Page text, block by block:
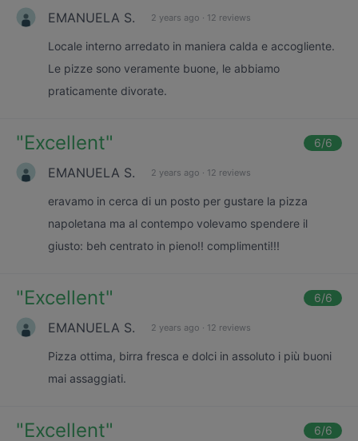
EMANUELA S. 2 years ago · 12 reviews
Locale interno arredato in maniera calda e accogliente.
Le pizze sono veramente buone, le abbiamo
praticamente divorate.
"Excellent" 6/6
EMANUELA S. 2 years ago · 12 reviews
eravamo in cerca di un posto per gustare la pizza
napoletana ma al contempo volevamo spendere il
giusto: beh centrato in pieno!! complimenti!!!
"Excellent" 6/6
EMANUELA S. 2 years ago · 12 reviews
Pizza ottima, birra fresca e dolci in assoluto i più buoni
mai assaggiati.
"Excellent" 6/6